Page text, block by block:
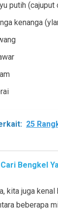
putih (cajuput
kenanga
25
Cari Bengkel
kita juga
beberapa